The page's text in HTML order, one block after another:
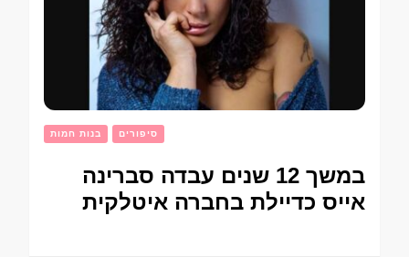
בנות חמות סיפורים
במשך 12 שנים עבדה סברינה
אייס כדיילת בחברה איטלקית